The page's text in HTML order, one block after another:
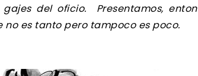
del oficio. Presentamos,
es tanto pero tampoco es poco.